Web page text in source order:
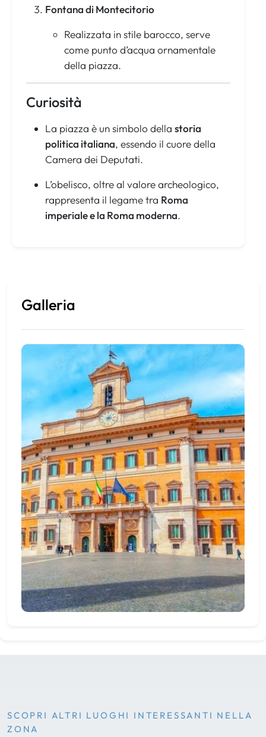
Fontana di Montecitorio
Realizzata in stile barocco, serve
come punto d’acqua ornamentale
della piazza.
Curiosità
La piazza è un simbolo della storia
politica italiana, essendo il cuore della
Camera dei Deputati.
L’obelisco, oltre al valore archeologico,
rappresenta il legame tra Roma
imperiale e la Roma moderna.
Galleria
SCOPRI ALTRI LUOGHI INTERESSANTI NELLA
ZONA